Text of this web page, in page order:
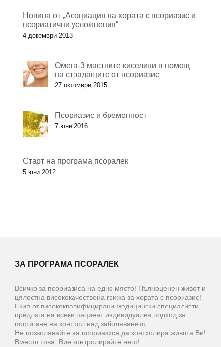
Новина от „Асоциация на хората с псориазис и
псориатични усложнения“
4 декември 2013
Омега-3 мастните киселини в помощ
на страдащите от псориазис
27 октомври 2015
Псориазис и бременност
7 юни 2016
Старт на програма псоралек
5 юни 2012
ЗА ПРОГРАМА ПСОРАЛЕК
Всичко за псориазиса на едно място! Пълноценен живот и
цялостна висококачествена грижа за хората с псориазис!
Екип от висококвалифицирани медицински специалисти
предлага на всеки пациент индивидуален подход за
постигане на контрол над заболяването.
Не позволявайте на псориазиса да контролира живота Ви!
Вместо това, Вие контролирайте него!